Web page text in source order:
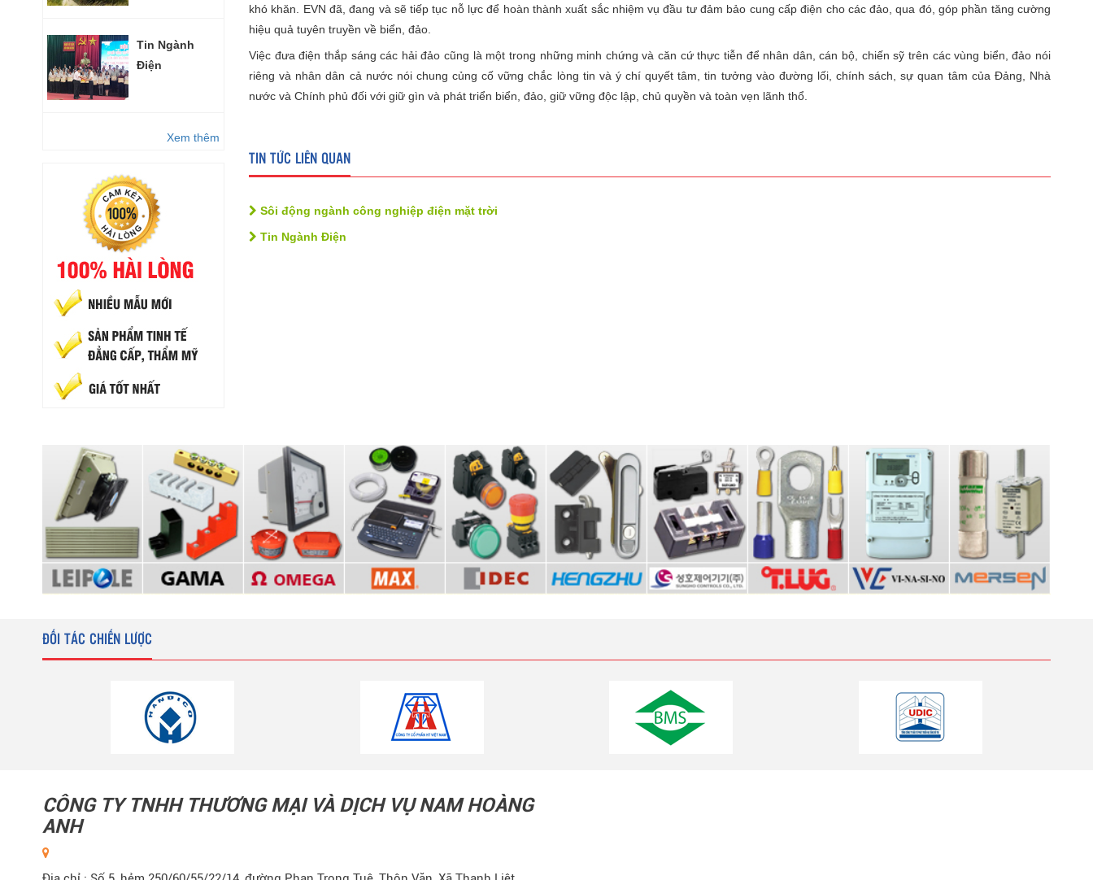
Tin Ngành
Điện
Xem thêm
khó khăn. EVN đã, đang và sẽ tiếp tục nỗ lực để hoàn thành xuất sắc nhiệm vụ đầu tư đảm bảo cung cấp điện cho các đảo, qua đó, góp phần tăng cường
hiệu quả tuyên truyền về biển, đảo.
Việc đưa điện thắp sáng các hải đảo cũng là một trong những minh chứng và căn cứ thực tiễn để nhân dân, cán bộ, chiến sỹ trên các vùng biển, đảo nói
riêng và nhân dân cả nước nói chung củng cố vững chắc lòng tin và ý chí quyết tâm, tin tưởng vào đường lối, chính sách, sự quan tâm của Đảng, Nhà
nước và Chính phủ đối với giữ gìn và phát triển biển, đảo, giữ vững độc lập, chủ quyền và toàn vẹn lãnh thổ.
TIN TỨC LIÊN QUAN
Sôi động ngành công nghiệp điện mặt trời
Tin Ngành Điện
ĐỐI TÁC CHIẾN LƯỢC
CÔNG TY TNHH THƯƠNG MẠI VÀ DỊCH VỤ NAM HOÀNG
ANH